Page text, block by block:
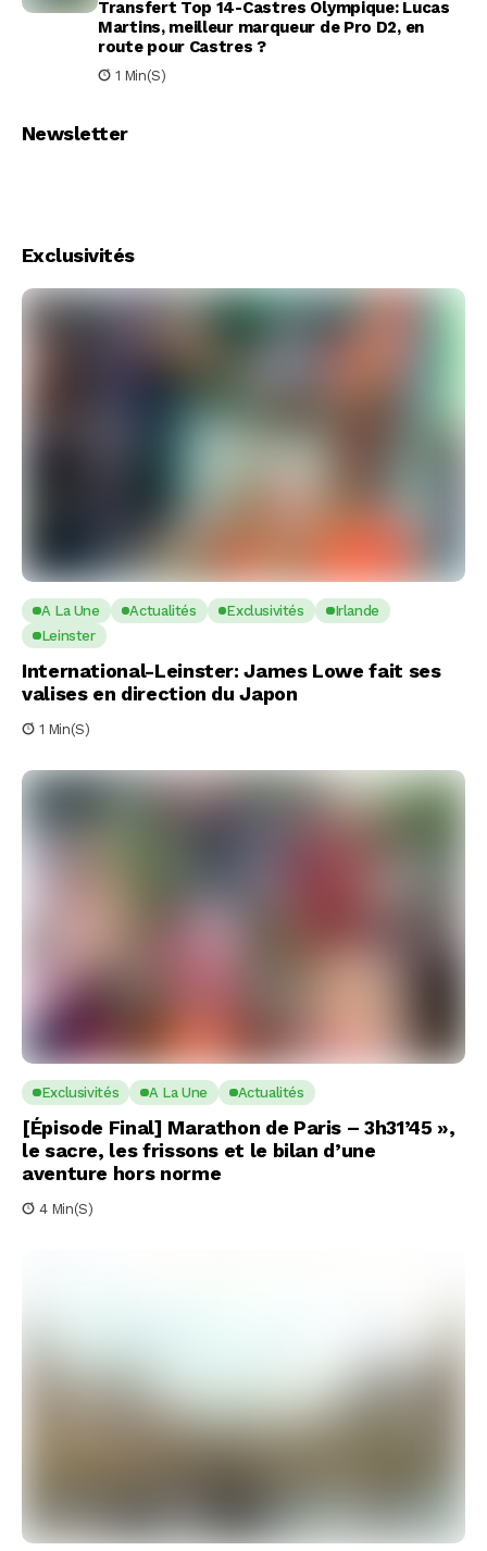
Transfert Top 14-Castres Olympique: Lucas
Martins, meilleur marqueur de Pro D2, en
route pour Castres ?
1 Min(s)
Newsletter
Exclusivités
A La Une Actualités Exclusivités
Irlande
Leinster
International-Leinster: James Lowe fait ses
valises en direction du Japon
1 Min(s)
Exclusivités A La Une Actualités
[Épisode Final] Marathon de Paris – 3h31’45 »,
le sacre, les frissons et le bilan d’une
aventure hors norme
4 Min(s)